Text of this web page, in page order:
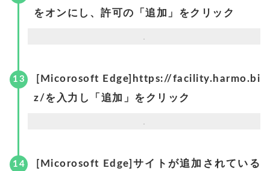
をオンにし、許可の「追加」をクリック
[Micorosoft Edge]https://facility.harmo.bi
z/を入力し「追加」をクリック
[Micorosoft Edge]サイトが追加されている